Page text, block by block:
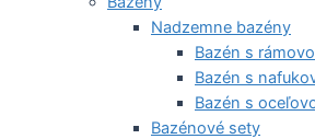
Nadzemne bazény
Bazén s
Bazén s
Bazén s
Bazénové sety